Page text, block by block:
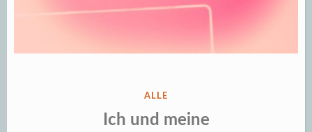
VERÖFFENTLICHT
ALLE
Ich und meine